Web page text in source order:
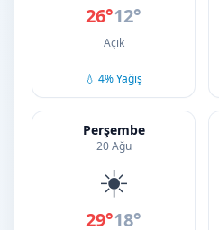
26°12°
Açık
💧 4% Yağış
Perşembe
20 Ağu
☀️
29°18°